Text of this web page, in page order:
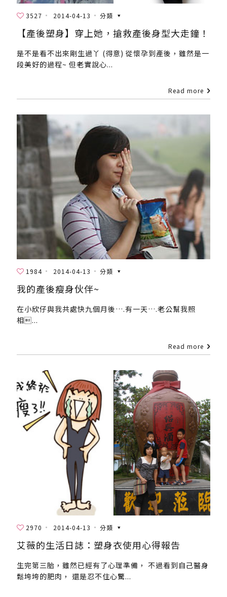
3527 2014-04-13 分類
【產後塑身】穿上她，搶救產後身型大走鐘！
是不是看不出來剛生過丫 (得意) 從懷孕到產後，雖然是一
段美好的過程~ 但老實說心...
Read more
1984 2014-04-13 分類
我的產後瘦身伙伴~
在小欣仔與我共處快九個月後….有一天….老公幫我照
相...
Read more
2970 2014-04-13 分類
艾薇的生活日誌：塑身衣使用心得報告
生完第三胎，雖然已經有了心理準備， 不過看到自己醫身
鬆垮垮的肥肉， 還是忍不住心驚...